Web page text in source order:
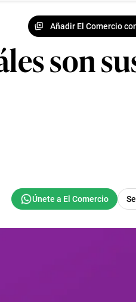
Añadir El Comercio
son